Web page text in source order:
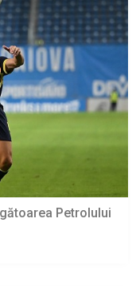
Petrolului